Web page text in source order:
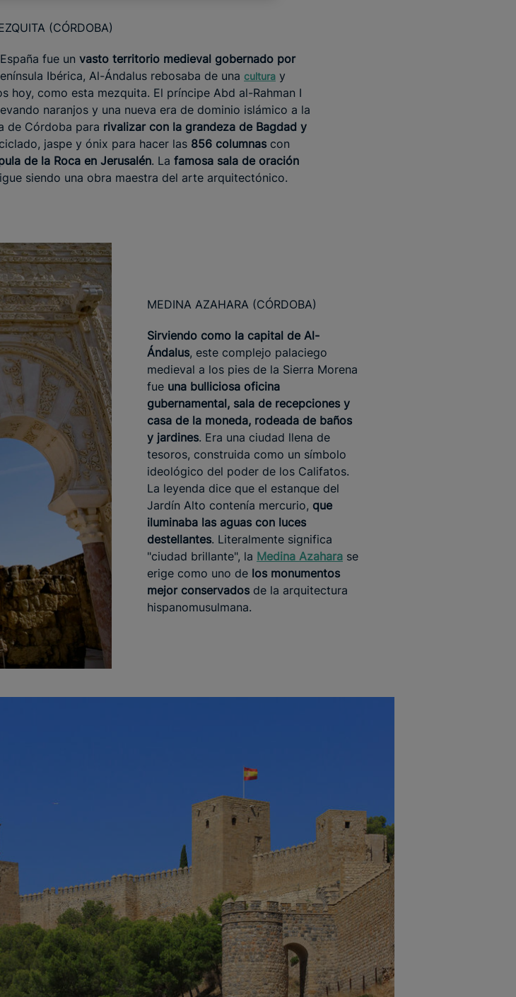
(CÓRDOBA)
fue un vasto territorio medieval gobernado por
Ibérica, Al-Ándalus rebosaba de una cultura y
hoy, como esta mezquita. El príncipe Abd al-Rahman I
naranjos y una nueva era de dominio islámico a la
de Córdoba para rivalizar con la grandeza de Bagdad y
jaspe y ónix para hacer las 856 columnas con
de la Roca en Jerusalén. La famosa sala de oración
siendo una obra maestra del arte arquitectónico.
MEDINA AZAHARA (CÓRDOBA)
Sirviendo como la capital de Al-
Ándalus, este complejo palaciego
medieval a los pies de la Sierra Morena
fue una bulliciosa oficina
gubernamental, sala de recepciones y
casa de la moneda, rodeada de baños
y jardines. Era una ciudad llena de
tesoros, construida como un símbolo
ideológico del poder de los Califatos.
La leyenda dice que el estanque del
Jardín Alto contenía mercurio, que
iluminaba las aguas con luces
destellantes. Literalmente significa
"ciudad brillante", la Medina Azahara se
erige como uno de los monumentos
mejor conservados de la arquitectura
hispanomusulmana.